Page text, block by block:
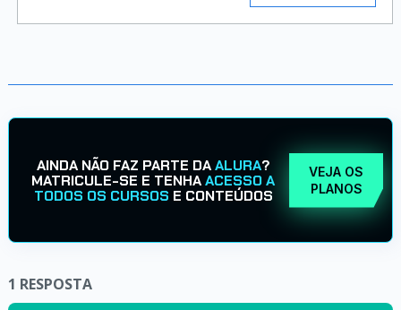
AINDA NÃO FAZ PARTE DAALURA?
MATRICULE-SE E TENHAACESSO A
TODOS OS CURSOS E CONTEÚDOS
VEJA OS
PLANOS
1 RESPOSTA